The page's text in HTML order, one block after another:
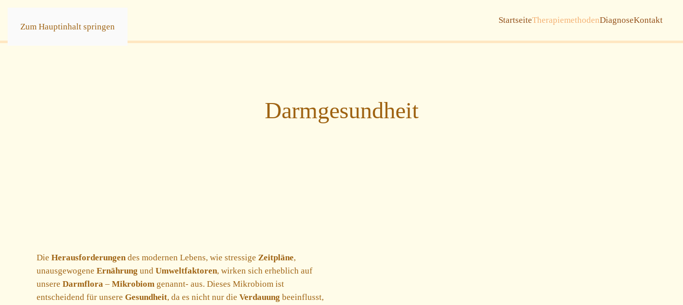
Zum Hauptinhalt springen
StartseiteTherapiemethodenDiagnoseKontakt
Darmgesundheit
Die Herausforderungendes modernen Lebens, wie stressige Zeitpläne,
unausgewogene Ernährung und Umweltfaktoren, wirken sich erheblich auf
unsere Darmflora – Mikrobiom genannt- aus. Dieses Mikrobiom ist
entscheidend für unsere Gesundheit, da es nicht nur die Verdauung beeinflusst,